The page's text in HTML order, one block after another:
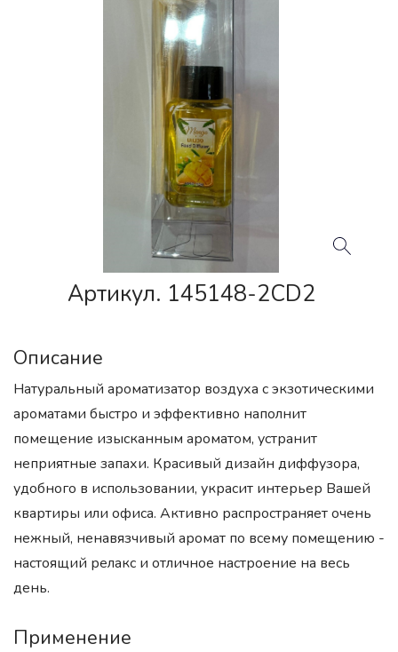
Артикул. 145148-2CD2
Описание
Натуральный ароматизатор воздуха с экзотическими
ароматами быстро и эффективно наполнит
помещение изысканным ароматом, устранит
неприятные запахи. Красивый дизайн диффузора,
удобного в использовании, украсит интерьер Вашей
квартиры или офиса. Активно распространяет очень
нежный, ненавязчивый аромат по всему помещению -
настоящий релакс и отличное настроение на весь
день.
Применение